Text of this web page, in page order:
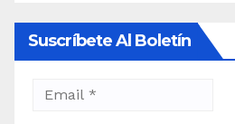
Suscríbete Al Boletín